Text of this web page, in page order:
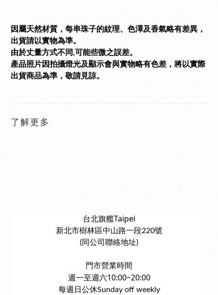
因屬天然材質，每串珠子的紋理、色澤及香氣略有差異，
出貨請以實物為準。
由於丈量方式不同,可能些微之誤差。
產品照片因拍攝燈光及顯示會與實物略有色差，將以實際
出貨商品為準，敬請見諒。
了解更多
台北旗艦Taipei
新北市樹林區中山路一段220號
(同公司聯絡地址)
門市營業時間
週一至週六10:00~20:00
每週日公休Sunday off weekly